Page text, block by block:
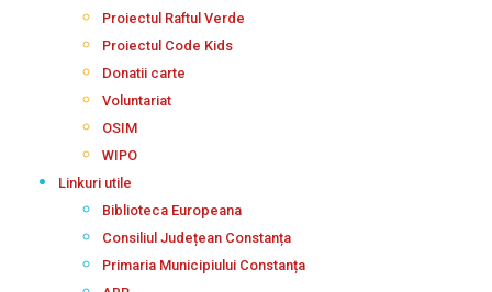
Proiectul Raftul Verde
Proiectul Code Kids
Donatii carte
Voluntariat
OSIM
WIPO
Linkuri utile
Biblioteca Europeana
Consiliul Județean Constanța
Primaria Municipiului Constanța